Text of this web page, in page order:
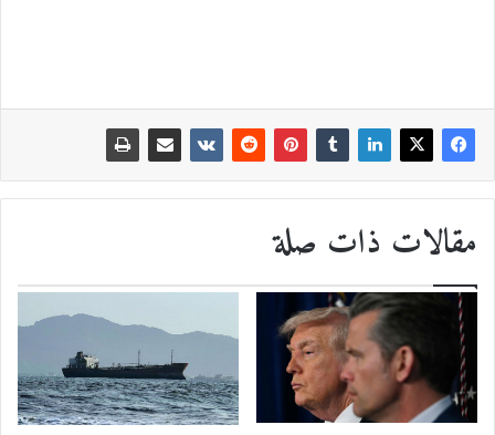
مقالات ذات صلة